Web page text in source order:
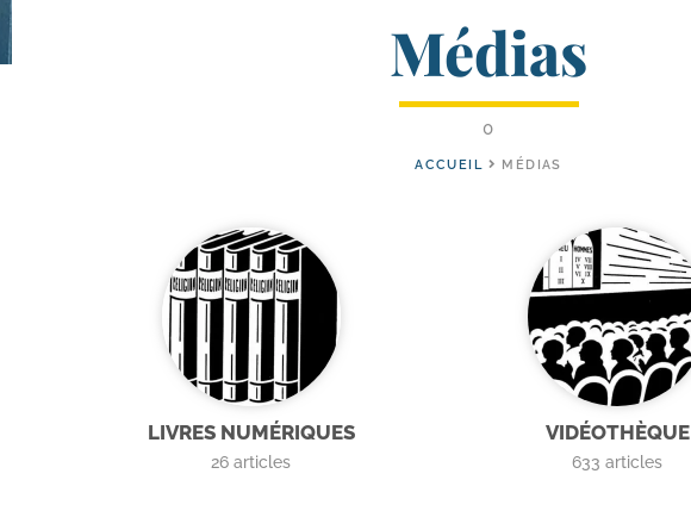
Médias
0
ACCUEIL MÉDIAS
LIVRES NUMÉRIQUES
26 articles
VIDÉOTHÈQUE
633 articles